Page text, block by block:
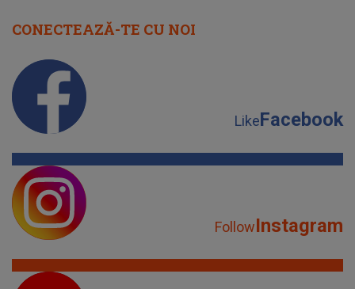
CONECTEAZĂ-TE CU NOI
LikeFacebook
FollowInstagram